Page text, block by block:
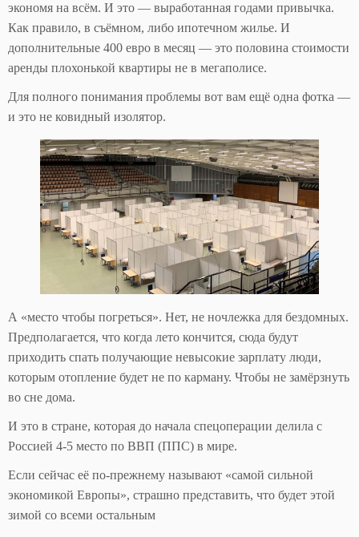
экономя на всём. И это — выработанная годами привычка.
Как правило, в съёмном, либо ипотечном жилье. И
дополнительные 400 евро в месяц — это половина стоимости
аренды плохонькой квартиры не в мегаполисе.
Для полного понимания проблемы вот вам ещё одна фотка —
и это не ковидный изолятор.
А «место чтобы погреться». Нет, не ночлежка для бездомных.
Предполагается, что когда лето кончится, сюда будут
приходить спать получающие невысокие зарплату люди,
которым отопление будет не по карману. Чтобы не замёрзнуть
во сне дома.
И это в стране, которая до начала спецоперации делила с
Россией 4-5 место по ВВП (ППС) в мире.
Если сейчас её по-прежнему называют «самой сильной
экономикой Европы», страшно представить, что будет этой
зимой со всеми остальным